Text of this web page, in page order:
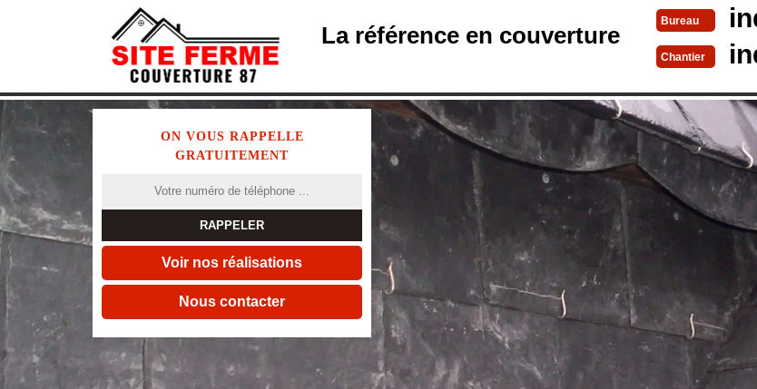
La référence en couverture
Bureau
Chantier
ON VOUS RAPPELLE
GRATUITEMENT
Voir nos réalisations
Nous contacter